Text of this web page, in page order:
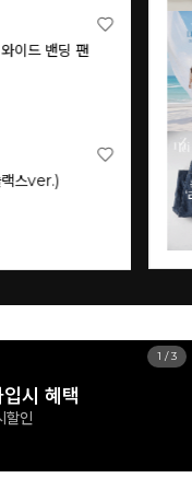
이드 밴딩 팬
랙스ver.)
시 혜택
할인
1 /3